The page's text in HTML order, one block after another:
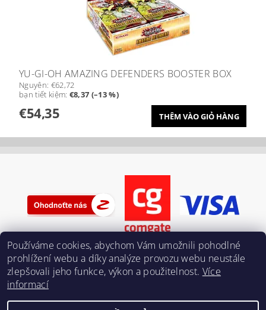
YU-GI-OH AMAZING DEFENDERS BOOSTER BOX
Nguyên: €62,72
bạn tiết kiệm: €8,37 (–13 %)
€54,35
Používáme cookies, abychom Vám umožnili pohodlné
prohlížení webu a díky analýze provozu webu neustále
zlepšovali jeho funkce, výkon a použitelnost. Více
informací